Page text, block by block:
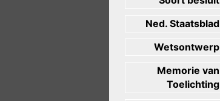
Ned. Staatsblad
Wetsontwerp
Memorie van
Toelichting